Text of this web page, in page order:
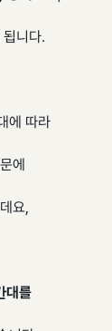
니다.
에 따라
에
요,
대를